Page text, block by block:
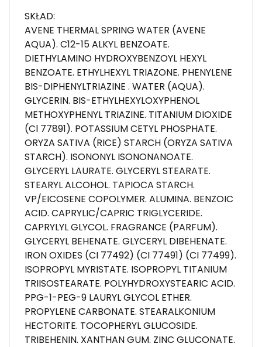
SKŁAD:
AVENE THERMAL SPRING WATER (AVENE
AQUA). C12-15 ALKYL BENZOATE.
DIETHYLAMINO HYDROXYBENZOYL HEXYL
BENZOATE. ETHYLHEXYL TRIAZONE. PHENYLENE
BIS-DIPHENYLTRIAZINE . WATER (AQUA).
GLYCERIN. BIS-ETHYLHEXYLOXYPHENOL
METHOXYPHENYL TRIAZINE. TITANIUM DIOXIDE
(Cl 77891). POTASSIUM CETYL PHOSPHATE.
ORYZA SATIVA (RICE) STARCH (ORYZA SATIVA
STARCH). ISONONYL ISONONANOATE.
GLYCERYL LAURATE. GLYCERYL STEARATE.
STEARYL ALCOHOL. TAPIOCA STARCH.
VP/EICOSENE COPOLYMER. ALUMINA. BENZOIC
ACID. CAPRYLIC/CAPRIC TRIGLYCERIDE.
CAPRYLYL GLYCOL. FRAGRANCE (PARFUM).
GLYCERYL BEHENATE. GLYCERYL DIBEHENATE.
IRON OXIDES (CI 77492) (CI 77491) (CI 77499).
ISOPROPYL MYRISTATE. ISOPROPYL TITANIUM
TRIISOSTEARATE. POLYHYDROXYSTEARIC ACID.
PPG-1-PEG-9 LAURYL GLYCOL ETHER.
PROPYLENE CARBONATE. STEARALKONIUM
HECTORITE. TOCOPHERYL GLUCOSIDE.
TRIBEHENIN. XANTHAN GUM. ZINC GLUCONATE.